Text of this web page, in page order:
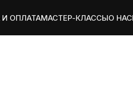
ОПЛАТАМАСТЕР-КЛАССЫО НАС